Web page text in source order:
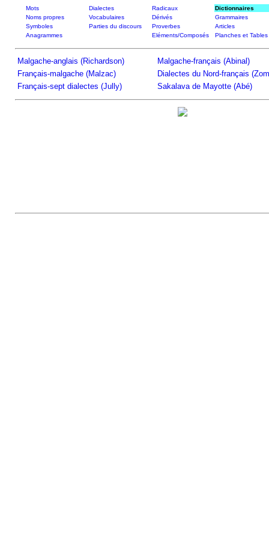
Mots Dialectes Radicaux
Dictionnaires
Noms propres
Vocabulaires Dérivés
Grammaires
Symboles
Parties du discours Proverbes
Articles
Anagrammes
Eléments/Composés Planches et Tables
Malgache-anglais (Richardson)
Malgache-français (Abinal)
Français-malgache (Malzac)
Dialectes du Nord-français
Français-sept dialectes (Jully)
Sakalava de Mayotte (Abé)